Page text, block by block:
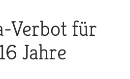
Verbot für
Jahre